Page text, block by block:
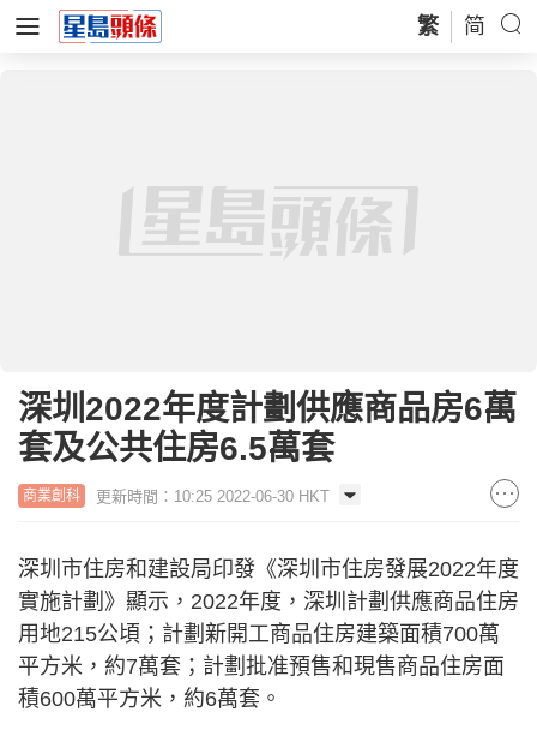
繁 简
深圳2022年度計劃供應商品房6萬
套及公共住房6.5萬套
商業創科 更新時間：10:25 2022-06-30 HKT
深圳市住房和建設局印發《深圳市住房發展2022年度
實施計劃》顯示，2022年度，深圳計劃供應商品住房
用地215公頃；計劃新開工商品住房建築面積700萬
平方米，約7萬套；計劃批准預售和現售商品住房面
積600萬平方米，約6萬套。